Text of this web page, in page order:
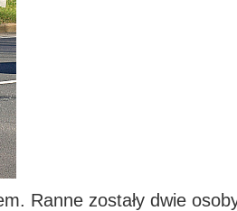
Ranne zostały dwie